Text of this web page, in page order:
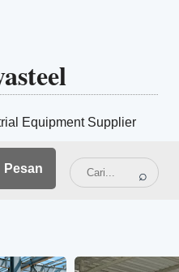
Equipment Supplier
Pesan